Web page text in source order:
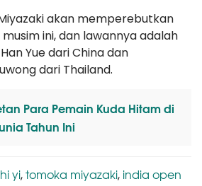
akan memperebutkan
ini, dan lawannya adalah
Yue dari China dan
dari Thailand.
Para Pemain Kuda Hitam di
Tahun Ini
yi,tomoka miyazaki, india open